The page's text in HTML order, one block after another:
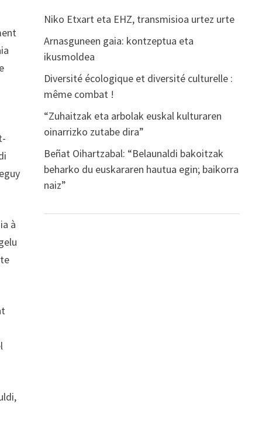
à
Niko Etxart eta EHZ, transmisioa urtez urte
Arnasguneen gaia: kontzeptua eta
ikusmoldea
Diversité écologique et diversité culturelle :
même combat !
“Zuhaitzak eta arbolak euskal kulturaren
oinarrizko zutabe dira”
Beñat Oihartzabal: “Belaunaldi bakoitzak
beharko du euskararen hautua egin; baikorra
naiz”